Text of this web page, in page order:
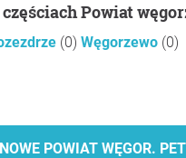
częściach Powiat
(0) Węgorzewo (0)
NOWE POWIAT WĘGOR.